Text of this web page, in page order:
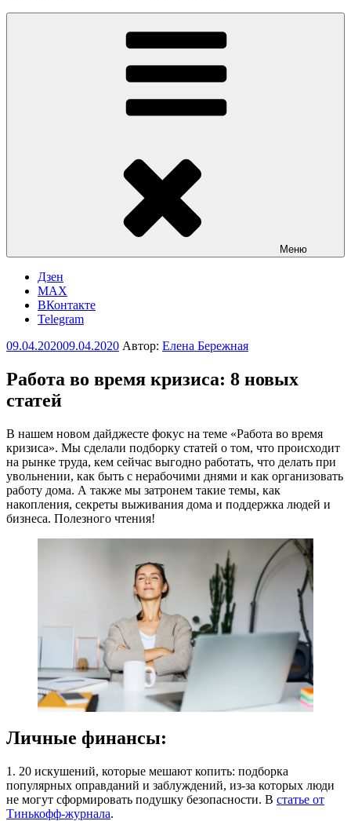
Меню
Дзен
MAX
ВКонтакте
Telegram
Опубликовано
09.04.202009.04.2020 Автор: Елена Бережная
Работа во время кризиса: 8 новых
статей
В нашем новом дайджесте фокус на теме «Работа во время
кризиса». Мы сделали подборку статей о том, что происходит
на рынке труда, кем сейчас выгодно работать, что делать при
увольнении, как быть с нерабочими днями и как организовать
работу дома. А также мы затронем такие темы, как
накопления, секреты выживания дома и поддержка людей и
бизнеса. Полезного чтения!
Личные финансы:
1. 20 искушений, которые мешают копить: подборка
популярных оправданий и заблуждений, из-за которых люди
не могут сформировать подушку безопасности. В статье от
Тинькофф-журнала.